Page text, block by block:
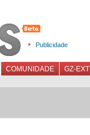
Publicidade
COMUNIDADE GZ-EXT